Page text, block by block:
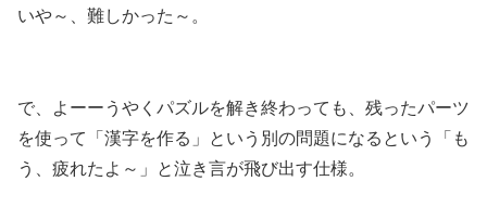
いや～、難しかった～。
で、よーーうやくパズルを解き終わっても、残ったパーツ
を使って「漢字を作る」という別の問題になるという「も
う、疲れたよ～」と泣き言が飛び出す仕様。